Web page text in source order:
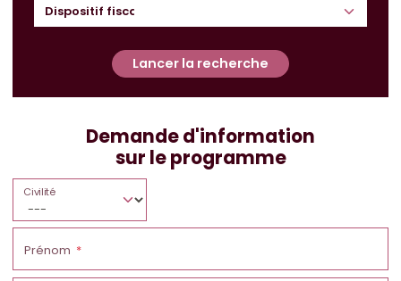
Lancer la recherche
Demande d'information
sur le programme
Civilité
Prénom